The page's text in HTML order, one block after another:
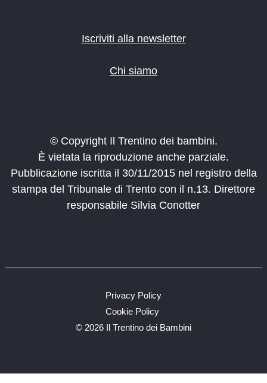
Iscriviti alla newsletter
Chi siamo
© Copyright Il Trentino dei bambini.
È vietata la riproduzione anche parziale.
Pubblicazione iscritta il 30/11/2015 nel registro della
stampa del Tribunale di Trento con il n.13. Direttore
responsabile Silvia Conotter
© 2026 Il Trentino dei Bambini
Privacy Policy
Cookie Policy